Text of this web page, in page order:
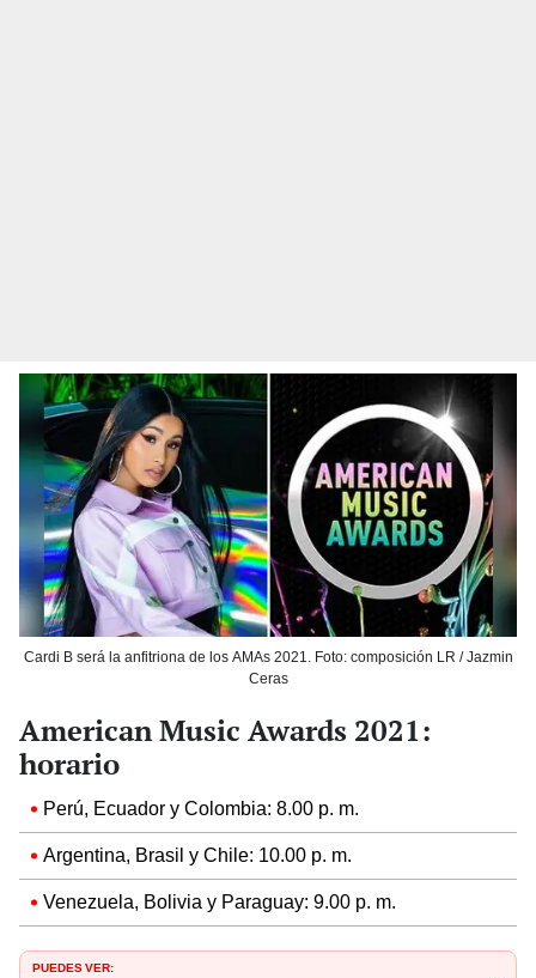
Cardi B será la anfitriona de los AMAs 2021. Foto: composición LR / Jazmin
Ceras
American Music Awards 2021:
horario
Perú, Ecuador y Colombia: 8.00 p. m.
Argentina, Brasil y Chile: 10.00 p. m.
Venezuela, Bolivia y Paraguay: 9.00 p. m.
PUEDES VER: